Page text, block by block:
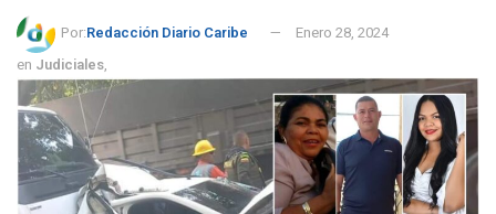
Por:Redacción Diario Caribe
Enero 28, 2024
en Judiciales,